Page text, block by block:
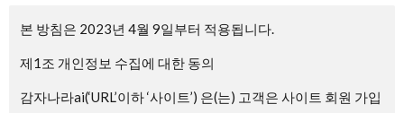
① 회사는 서비스의 가입 과정에 본 약관을 게시합니다.
② 회사는 관련법에 위배되지 않는 범위에서 본 약관을 변경할
수 있습니다.
본 방침은 2023년 4월 9일부터 적용됩니다.
제1조 개인정보 수집에 대한 동의
감자나라ai(‘URL’이하 ‘사이트’) 은(는) 고객은 사이트 회원 가입